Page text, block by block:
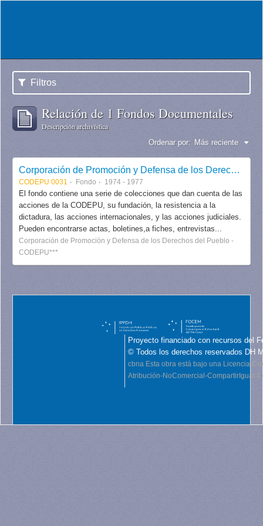
Filtros
Relación de 1 Fondos Documentales
Descripción archivística
Ordenar por: Más reciente
Corporación de Promoción y Defensa de los Derechos del Pueblo CODEPU
CODEPU 0031 Fondo 1974 - 1977
El fondo contiene una serie de colecciones que dan cuenta de las
acciones de la CODEPU, su fundación, la resistencia a la
dictadura, las acciones internacionales, y las acciones judiciales.
Pueden encontrarse actas, boletines,a fiches, entrevistas...
Corporación de Promoción y Defensa de los Derechos del Pueblo -
CODEPU***
Proyecto financiado con recursos del
© Todos los derechos reservados DH
cbna Esta obra está bajo una Licencia
Atribución-NoComercial-CompartirIgual